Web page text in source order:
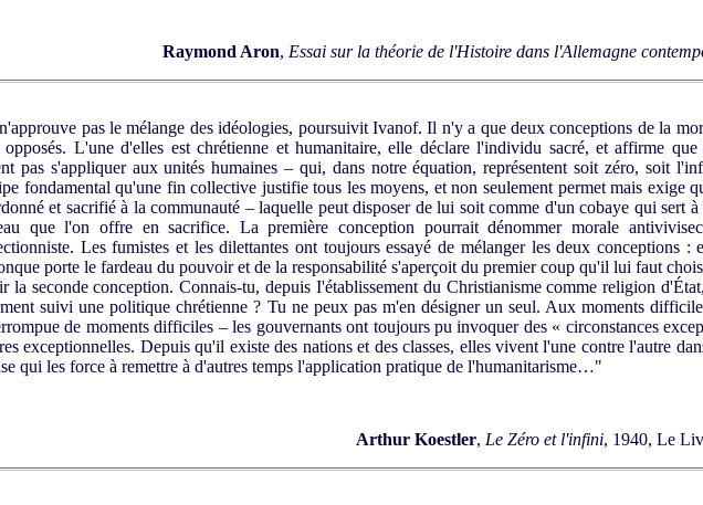
Raymond Aron, Essai sur la théorie de l'Histoire dans l'Allemagne
pas le mélange des idéologies, poursuivit Ivanof. Il n'y a que deux conceptions de la
opposés. L'une d'elles est chrétienne et humanitaire, elle déclare l'individu sacré, et affirme
pas s'appliquer aux unités humaines – qui, dans notre équation, représentent soit zéro, soit
fondamental qu'une fin collective justifie tous les moyens, et non seulement permet mais exige
et sacrifié à la communauté – laquelle peut disposer de lui soit comme d'un cobaye qui sert
que l'on offre en sacrifice. La première conception pourrait dénommer morale
Les fumistes et les dilettantes ont toujours essayé de mélanger les deux conceptions :
porte le fardeau du pouvoir et de la responsabilité s'aperçoit du premier coup qu'il lui faut
la seconde conception. Connais-tu, depuis I'établissement du Christianisme comme religion
suivi une politique chrétienne ? Tu ne peux pas m'en désigner un seul. Aux moments
de moments difficiles – les gouvernants ont toujours pu invoquer des « circonstances
exceptionnelles. Depuis qu'il existe des nations et des classes, elles vivent l'une contre l'autre
qui les force à remettre à d'autres temps l'application pratique de l'humanitarisme…"
Arthur Koestler, Le Zéro et l'infini, 1940, Le